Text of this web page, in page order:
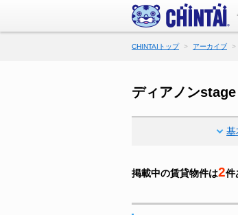
CHINTAIトップ アーカイブ
ディアノン
基
掲載中の賃貸物件は2件